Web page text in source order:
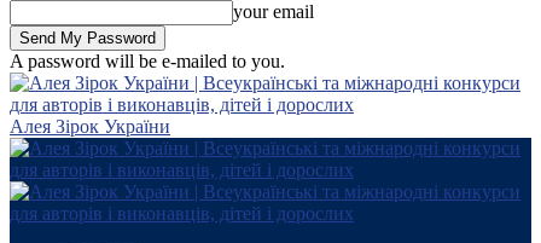
your email
A password will be e-mailed to you.
Алея Зірок України